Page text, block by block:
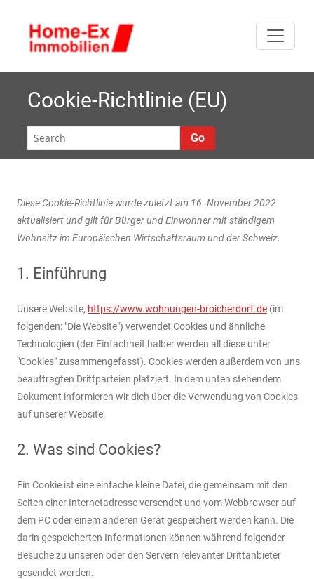
content
im
Premiumwohnen im
Broicherdorf in
Terrassenwohnanlage
mit Schwimmbad und
suchen ständig
zum Verkauf in
Kaarst.
Cookie-Richtlinie (EU)
Go
Diese Cookie-Richtlinie wurde zuletzt am 16. November 2022
aktualisiert und gilt für Bürger und Einwohner mit ständigem
Wohnsitz im Europäischen Wirtschaftsraum und der Schweiz.
1. Einführung
Unsere Website, https://www.wohnungen-broicherdorf.de (im
folgenden: "Die Website") verwendet Cookies und ähnliche
Technologien (der Einfachheit halber werden all diese unter
"Cookies" zusammengefasst). Cookies werden außerdem von uns
beauftragten Drittparteien platziert. In dem unten stehendem
Dokument informieren wir dich über die Verwendung von Cookies
auf unserer Website.
2. Was sind Cookies?
Ein Cookie ist eine einfache kleine Datei, die gemeinsam mit den
Seiten einer Internetadresse versendet und vom Webbrowser auf
dem PC oder einem anderen Gerät gespeichert werden kann. Die
darin gespeicherten Informationen können während folgender
Besuche zu unseren oder den Servern relevanter Drittanbieter
gesendet werden.